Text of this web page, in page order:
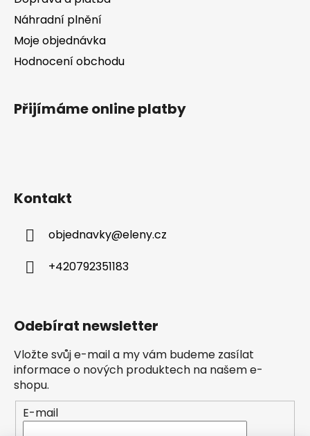
Náhradní plnění
Moje objednávka
Hodnocení obchodu
Přijímáme online platby
Kontakt
objednavky@eleny.cz
+420792351183
Odebírat newsletter
Vložte svůj e-mail a my vám budeme zasílat
informace o nových produktech na našem e-
shopu.
E-mail